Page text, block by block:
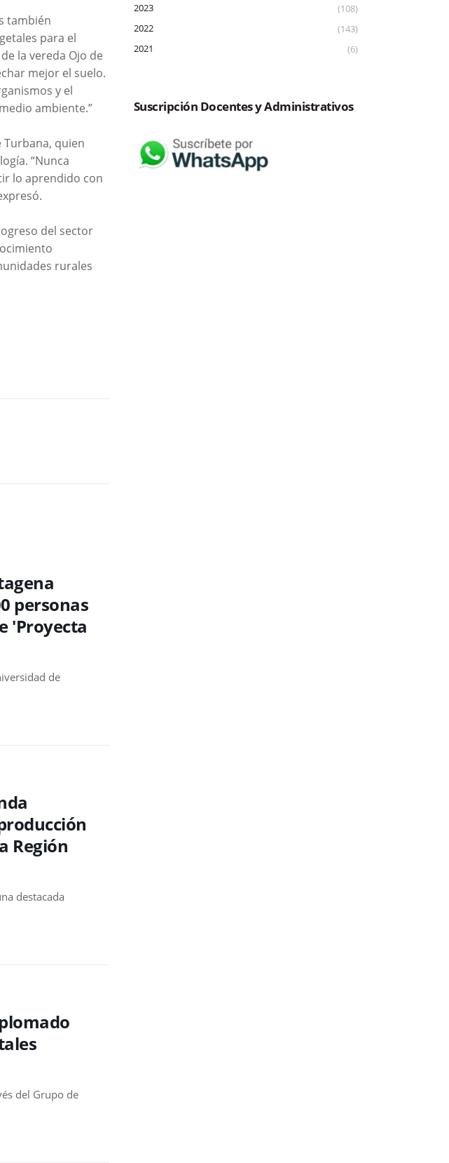
también
para el
la vereda Ojo de
mejor el suelo.
y el
ambiente.”
quien
“Nunca
lo aprendido con
del sector
rurales
personas
'Proyecta
de
Región
destacada
del Grupo de
2023
(108)
2022
(143)
2021
(6)
Suscripción Docentes y Administrativos